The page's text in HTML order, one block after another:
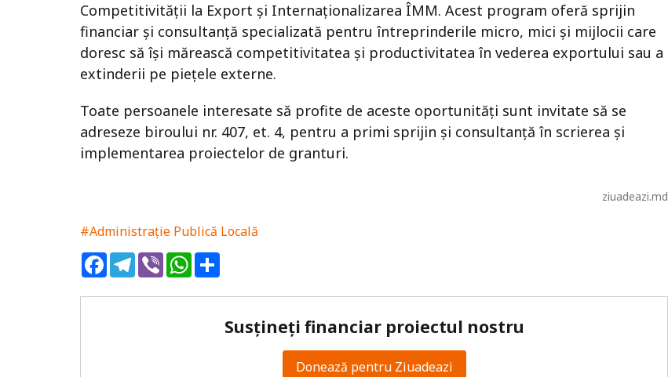
Competitivității la Export și Internaționalizarea ÎMM. Acest program oferă sprijin
financiar și consultanță specializată pentru întreprinderile micro, mici și mijlocii care
doresc să își mărească competitivitatea și productivitatea în vederea exportului sau a
extinderii pe piețele externe.
Toate persoanele interesate să profite de aceste oportunități sunt invitate să se
adreseze biroului nr. 407, et. 4, pentru a primi sprijin și consultanță în scrierea și
implementarea proiectelor de granturi.
ziuadeazi.md
#Administrație Publică Locală
FacebookTelegram
ViberWhatsApp
Susțineți financiar proiectul nostru
Donează pentru Ziuadeazi